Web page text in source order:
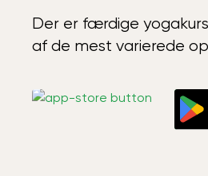
Der er færdige
af de mest varierede